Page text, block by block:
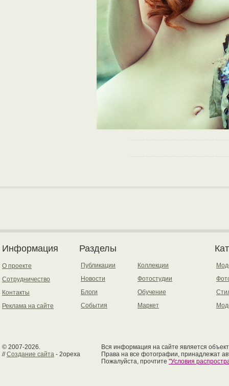
Информация
О проекте
Сотрудничество
Контакты
Реклама на сайте
Разделы
Публикации
Новости
Блоги
События
Коллекции
Фотостудии
Обучение
Маркет
© 2007-2026.
//Создание сайта - 2opexa
Вся информация на сайте является
Права на все фотографии, принадлежат
Пожалуйста, прочтите "Условия